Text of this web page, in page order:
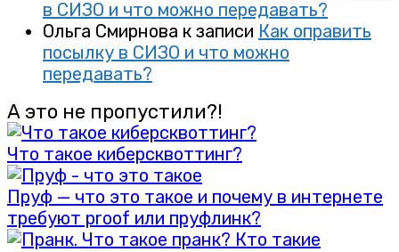
в СИЗО и что можно передавать?
Ольга Смирнова к записи Как оправить
посылку в СИЗО и что можно
передавать?
А это не пропустили?!
Что такое киберсквоттинг?
Пруф — что это такое и почему в интернете
требуют proof или пруфлинк?